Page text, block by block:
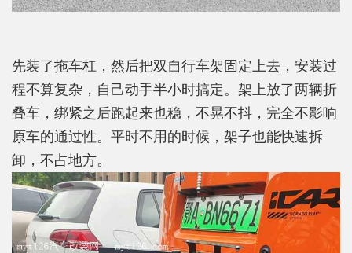
先装了拖车杠，然后把双自行车架固定上去，安装过
程不算复杂，自己动手半小时搞定。架上放了两辆折
叠车，绑紧之后跑起来也稳，不晃不抖，完全不影响
原车的通过性。平时不用的时候，架子也能快速拆
卸，不占地方。